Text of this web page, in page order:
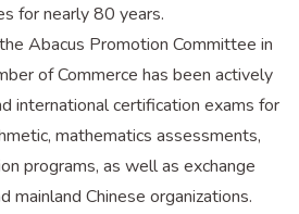
for nearly 80 years.
Abacus Promotion Committee in
of Commerce has been actively
international certification exams for
mathematics assessments,
programs, as well as exchange
mainland Chinese organizations.